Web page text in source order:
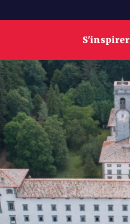
S'inspirer